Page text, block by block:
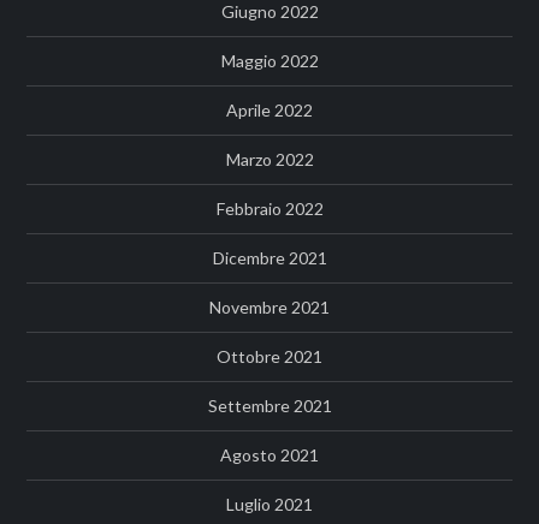
Giugno 2022
Maggio 2022
Aprile 2022
Marzo 2022
Febbraio 2022
Dicembre 2021
Novembre 2021
Ottobre 2021
Settembre 2021
Agosto 2021
Luglio 2021